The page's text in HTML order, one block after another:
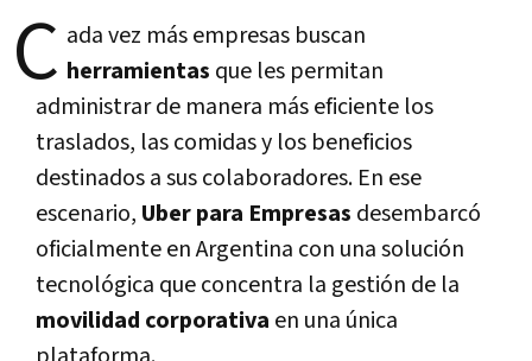
C ada vez más empresas buscan
herramientas que les permitan
administrar de manera más eficiente los
traslados, las comidas y los beneficios
destinados a sus colaboradores. En ese
escenario, Uber para Empresas desembarcó
oficialmente en Argentina con una solución
tecnológica que concentra la gestión de la
movilidad corporativa en una única